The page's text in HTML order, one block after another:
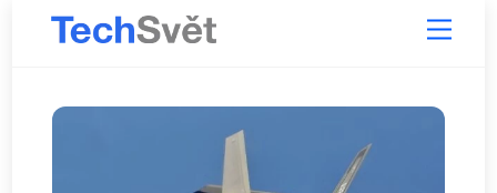
Menu